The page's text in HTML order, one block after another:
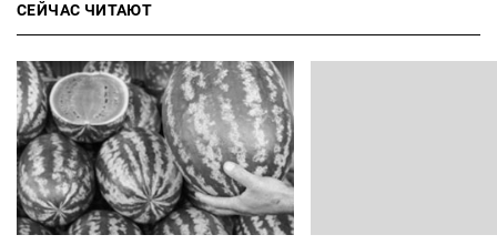
СЕЙЧАС ЧИТАЮТ